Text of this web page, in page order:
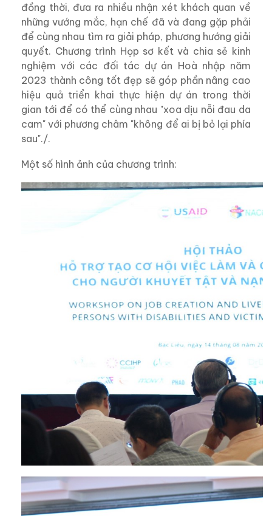
đồng thời, đưa ra nhiều nhận xét khách quan về
những vướng mắc, hạn chế đã và đang gặp phải
để cùng nhau tìm ra giải pháp, phương hướng giải
quyết. Chương trình Họp sơ kết và chia sẻ kinh
nghiệm với các đối tác dự án Hoà nhập năm
2023 thành công tốt đẹp sẽ góp phần nâng cao
hiệu quả triển khai thực hiện dự án trong thời
gian tới để có thể cùng nhau "xoa dịu nỗi đau da
cam" với phương châm "không để ai bị bỏ lại phía
sau"./.
Một số hình ảnh của chương trình: